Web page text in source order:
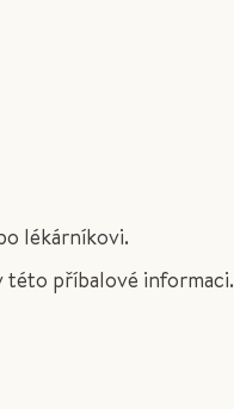
lékárníkovi.
této příbalové informaci.